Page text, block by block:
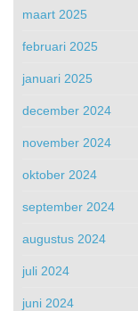
maart 2025
februari 2025
januari 2025
december 2024
november 2024
oktober 2024
september 2024
augustus 2024
juli 2024
juni 2024